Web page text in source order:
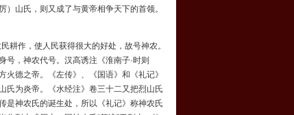
山氏，则又成了与黄帝相争天下的首领。
作，使人民获得很大的好处，故号神农。
号，神农代号。汉高诱注《淮南子·时则
德之帝。《左传》、《国语》和《礼记》
氏为炎帝。《水经注》卷三十二又把烈山氏
是神农氏的诞生处，所以《礼记》称神农氏